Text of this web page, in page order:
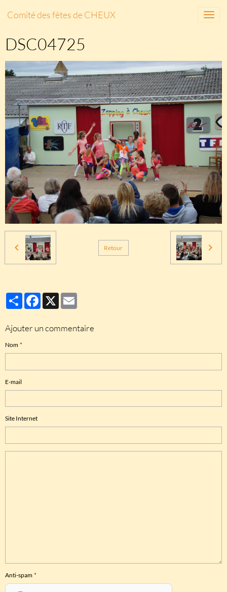
Comité des fêtes de CHEUX
DSC04725
Retour
PartagerFacebook
X
Ajouter un commentaire
Nom
E-mail
Site Internet
Anti-spam